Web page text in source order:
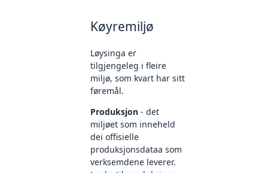
Køyremiljø
Løysinga er
tilgjengeleg i fleire
miljø, som kvart har sitt
føremål.
Produksjon - det
miljøet som inneheld
dei offisielle
produksjonsdataa som
verksemdene leverer.